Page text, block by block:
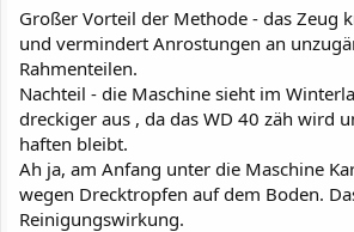
Großer Vorteil der Methode - das Zeug
und vermindert Anrostungen an
Rahmenteilen.
Nachteil - die Maschine sieht im
dreckiger aus , da das WD 40 zäh wird
haften bleibt.
Ah ja, am Anfang unter die Maschine
wegen Drecktropfen auf dem Boden.
Reinigungswirkung.